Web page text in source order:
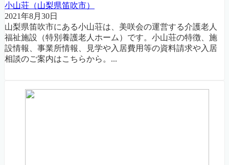
小山荘（山梨県笛吹市）
2021年8月30日
山梨県笛吹市にある小山荘は、美咲会の運営する介護老人
福祉施設（特別養護老人ホーム）です。小山荘の特徴、施
設情報、事業所情報、見学や入居費用等の資料請求や入居
相談のご案内はこちらから。...